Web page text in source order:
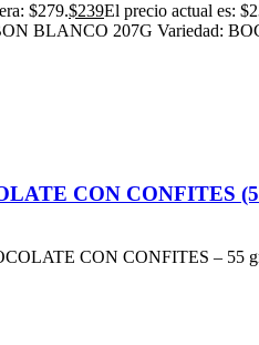
$279.$239El precio actual es:
BLANCO 207G Variedad:
CON CONFITES
CON CONFITES – 55